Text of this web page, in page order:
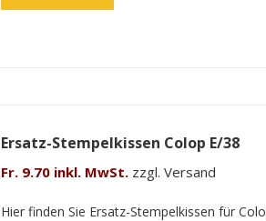
Ersatz-Stempelkissen Colop E/38
Fr. 9.70 inkl. MwSt. zzgl. Versand
Hier finden Sie Ersatz-Stempelkissen für